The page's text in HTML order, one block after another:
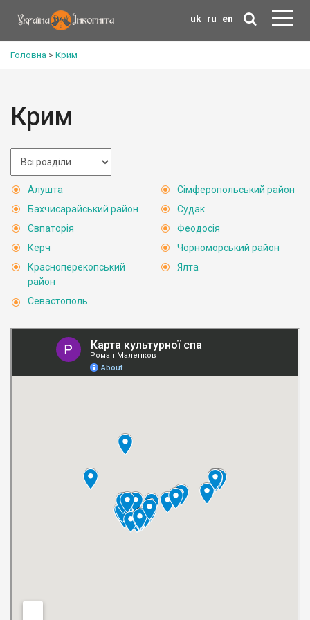
uk ru en
Головна > Крим
Крим
Алушта
Бахчисарайський район
Євпаторія
Керч
Красноперекопський
район
Севастополь
Сімферопольський район
Судак
Феодосія
Чорноморський район
Ялта